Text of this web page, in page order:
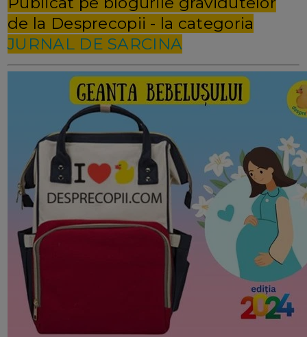
de la Desprecopii - la categoria
JURNAL DE SARCINA